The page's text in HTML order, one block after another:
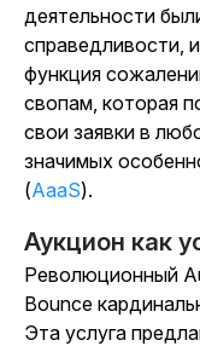
деятельности
справедливости,
функция
свопам, которая
свои заявки в
значимых
(AaaS).
Аукцион как
Революционный
Bounce
Эта услуга